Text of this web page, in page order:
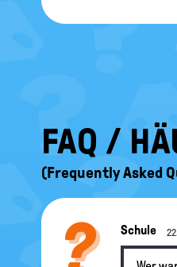
FAQ /
(Frequently Asked
Schule